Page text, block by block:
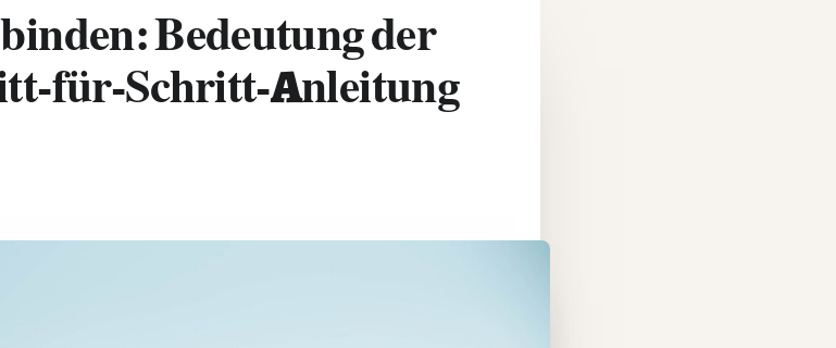
Bedeutung der
für-Schritt-Anleitung